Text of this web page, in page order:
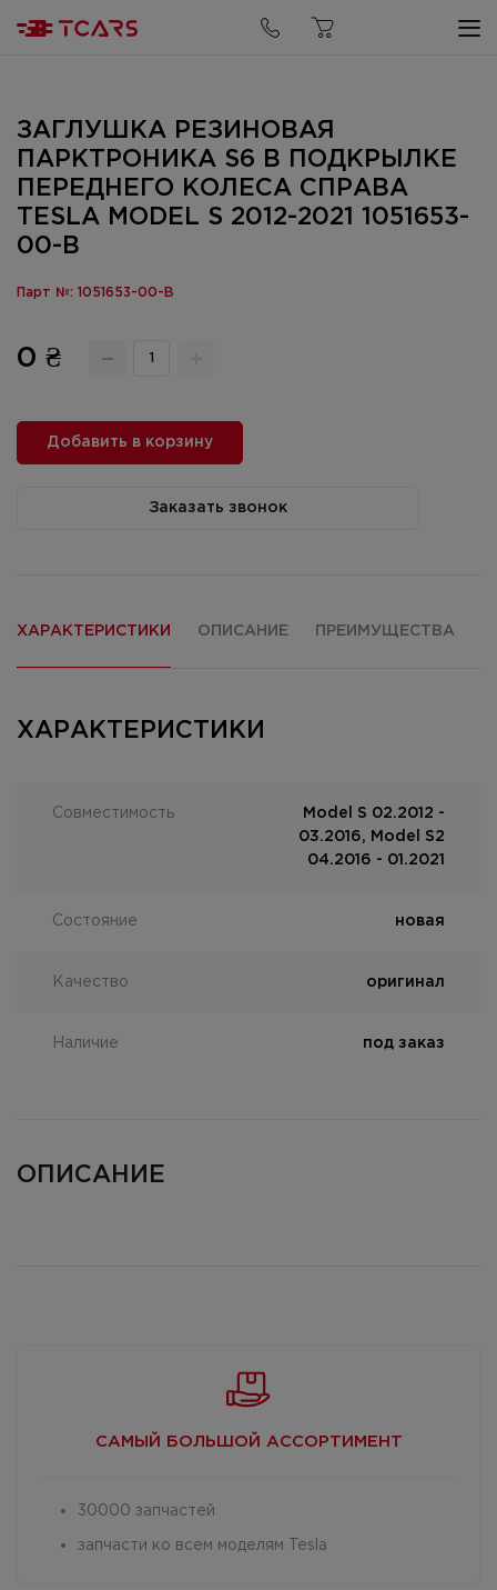
ЗАГЛУШКА РЕЗИНОВАЯ
ПАРКТРОНИКА S6 В ПОДКРЫЛКЕ
ПЕРЕДНЕГО КОЛЕСА СПРАВА
TESLA MODEL S 2012-2021 1051653-
00-B
Парт №: 1051653-00-B
0 ₴
Добавить в корзину
Заказать звонок
ХАРАКТЕРИСТИКИ ОПИСАНИЕ ПРЕИМУЩЕСТВА
ХАРАКТЕРИСТИКИ
Совместимость
Model S 02.2012 -
03.2016, Model S2
04.2016 - 01.2021
Состояние новая
Качество оригинал
Наличие под заказ
ОПИСАНИЕ
САМЫЙ БОЛЬШОЙ АССОРТИМЕНТ
30000 запчастей
запчасти ко всем моделям Tesla